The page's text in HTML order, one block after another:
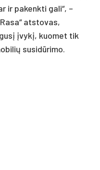
ir pakenkti gali“, –
atstovas,
įvykį, kuomet tik
susidūrimo.